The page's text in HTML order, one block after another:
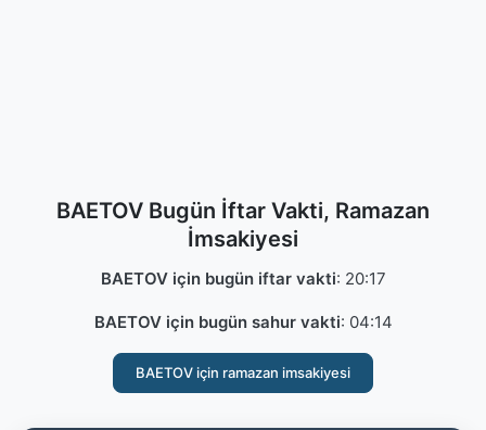
BAETOV Bugün İftar Vakti, Ramazan
İmsakiyesi
BAETOV için bugün iftar vakti: 20:17
BAETOV için bugün sahur vakti: 04:14
BAETOV için ramazan imsakiyesi